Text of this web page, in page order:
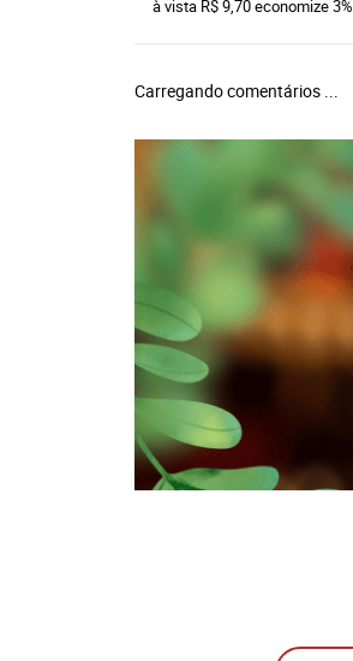
à vista R$ 9,70economize3%
Carregando comentários ...